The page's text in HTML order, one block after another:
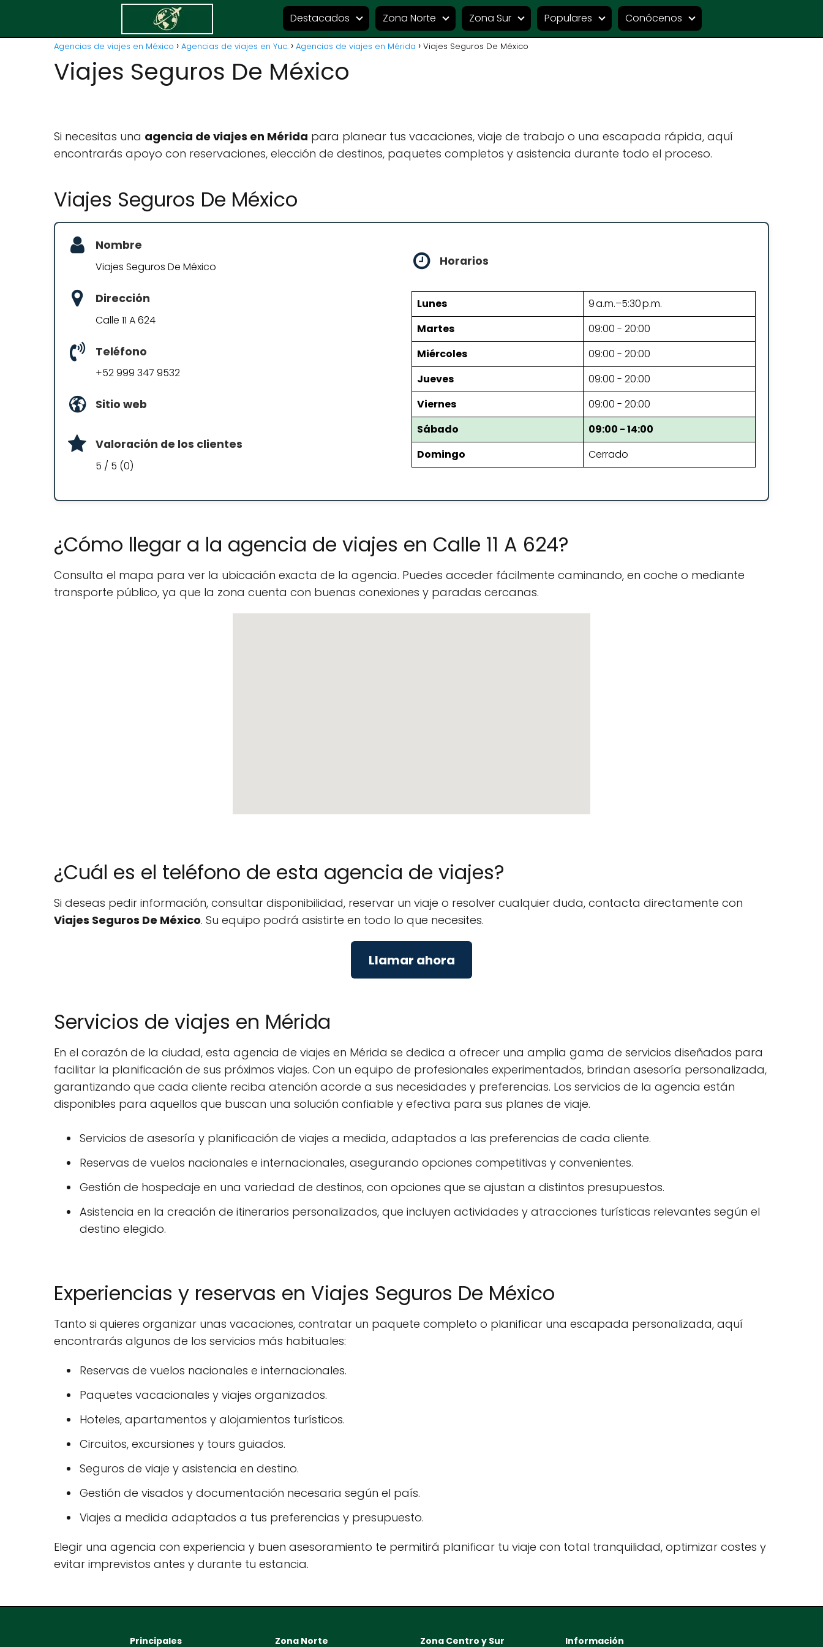
Destacados Zona Norte Zona Sur Populares Conócenos
Agencias de viajes en México Agencias de viajes en Yuc. Agencias de viajes en Mérida Viajes Seguros De México
Viajes Seguros De México
Si necesitas una agencia de viajes en Mérida para planear tus vacaciones, viaje de trabajo o una escapada rápida, aquí
encontrarás apoyo con reservaciones, elección de destinos, paquetes completos y asistencia durante todo el proceso.
Viajes Seguros De México
Nombre
Viajes Seguros De México
Dirección
Calle 11 A 624
Teléfono
+52 999 347 9532
Sitio web
Valoración de los clientes
5 / 5 (0)
Horarios
Lunes
9 a.m.–5:30 p.m.
Martes
09:00 - 20:00
Miércoles
09:00 - 20:00
Jueves
09:00 - 20:00
Viernes
09:00 - 20:00
Sábado
09:00 - 14:00
Domingo
Cerrado
¿Cómo llegar a la agencia de viajes en Calle 11 A 624?
Consulta el mapa para ver la ubicación exacta de la agencia. Puedes acceder fácilmente caminando, en coche o mediante
transporte público, ya que la zona cuenta con buenas conexiones y paradas cercanas.
¿Cuál es el teléfono de esta agencia de viajes?
Si deseas pedir información, consultar disponibilidad, reservar un viaje o resolver cualquier duda, contacta directamente con
Viajes Seguros De México. Su equipo podrá asistirte en todo lo que necesites.
Llamar ahora
Servicios de viajes en Mérida
En el corazón de la ciudad, esta agencia de viajes en Mérida se dedica a ofrecer una amplia gama de servicios diseñados para
facilitar la planificación de sus próximos viajes. Con un equipo de profesionales experimentados, brindan asesoría personalizada,
garantizando que cada cliente reciba atención acorde a sus necesidades y preferencias. Los servicios de la agencia están
disponibles para aquellos que buscan una solución confiable y efectiva para sus planes de viaje.
Servicios de asesoría y planificación de viajes a medida, adaptados a las preferencias de cada cliente.
Reservas de vuelos nacionales e internacionales, asegurando opciones competitivas y convenientes.
Gestión de hospedaje en una variedad de destinos, con opciones que se ajustan a distintos presupuestos.
Asistencia en la creación de itinerarios personalizados, que incluyen actividades y atracciones turísticas relevantes según el
destino elegido.
Experiencias y reservas en Viajes Seguros De México
Tanto si quieres organizar unas vacaciones, contratar un paquete completo o planificar una escapada personalizada, aquí
encontrarás algunos de los servicios más habituales:
Reservas de vuelos nacionales e internacionales.
Paquetes vacacionales y viajes organizados.
Hoteles, apartamentos y alojamientos turísticos.
Circuitos, excursiones y tours guiados.
Seguros de viaje y asistencia en destino.
Gestión de visados y documentación necesaria según el país.
Viajes a medida adaptados a tus preferencias y presupuesto.
Elegir una agencia con experiencia y buen asesoramiento te permitirá planificar tu viaje con total tranquilidad, optimizar costes y
evitar imprevistos antes y durante tu estancia.
Principales Zona Norte Zona Centro y Sur Información